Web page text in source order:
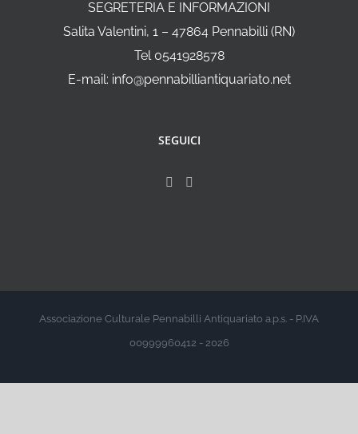
SEGRETERIA E INFORMAZIONI
Salita Valentini, 1 – 47864 Pennabilli (RN)
Tel 0541928578
E-mail: info@pennabilliantiquariato.net
SEGUICI
Associazione Culturale Pennabilli Antiquariato a.p.s. - P.IVA
00999960412 - 2026